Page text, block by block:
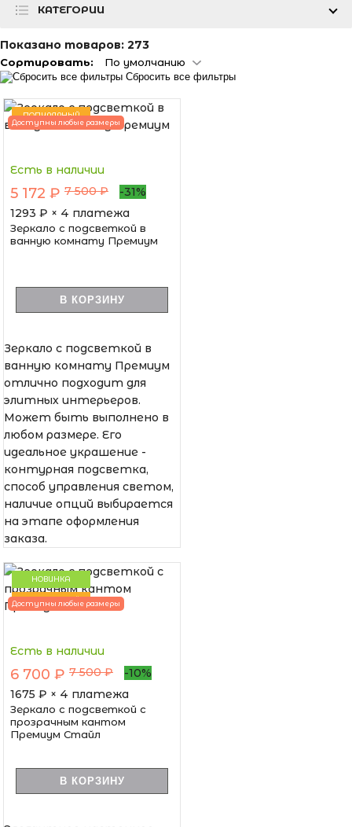
КАТЕГОРИИ
Показано товаров: 273
Сортировать: По умолчанию
Сбросить все фильтры
ПОПУЛЯРНЫЙ
Доступны любые размеры
Есть в наличии
5 172 ₽ 7 500 ₽
-31%
1293 ₽ × 4 платежа
Зеркало с подсветкой в
ванную комнату Премиум
В КОРЗИНУ
Зеркало с подсветкой в
ванную комнату Премиум
отлично подходит для
элитных интерьеров.
Может быть выполнено в
любом размере. Его
идеальное украшение -
контурная подсветка,
способ управления светом,
наличие опций выбирается
на этапе оформления
заказа.
НОВИНКА
ПОПУЛЯРНЫЙ
Доступны любые размеры
Есть в наличии
6 700 ₽ 7 500 ₽
-10%
1675 ₽ × 4 платежа
Зеркало с подсветкой с
прозрачным кантом
Премиум Стайл
В КОРЗИНУ